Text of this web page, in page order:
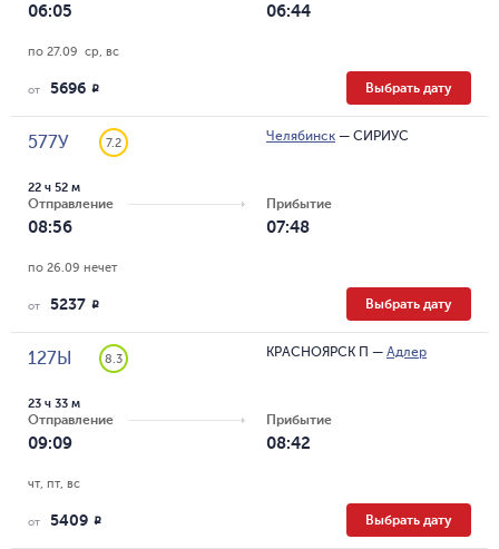
06:05 06:44
по 27.09  ср, вс
от 5696 R Выбрать дату
577У 7.2 Челябинск — СИРИУС
Отправление
08:56
22 ч 52 м
Прибытие
07:48
по 26.09 нечет
от 5237 R Выбрать дату
127Ы 8.3 КРАСНОЯРСК П — Адлер
Отправление
09:09
23 ч 33 м
Прибытие
08:42
чт, пт, вс
от 5409 R Выбрать дату